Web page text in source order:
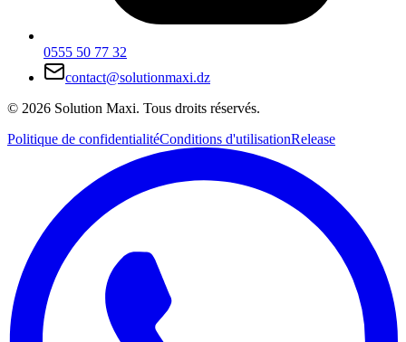
0555 50 77 32
contact@solutionmaxi.dz
© 2026 Solution Maxi. Tous droits réservés.
Politique de confidentialitéConditions d'utilisationRelease